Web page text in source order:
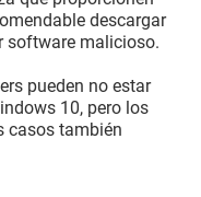
descargar
software malicioso.
pueden no estar
10, pero los
casos también